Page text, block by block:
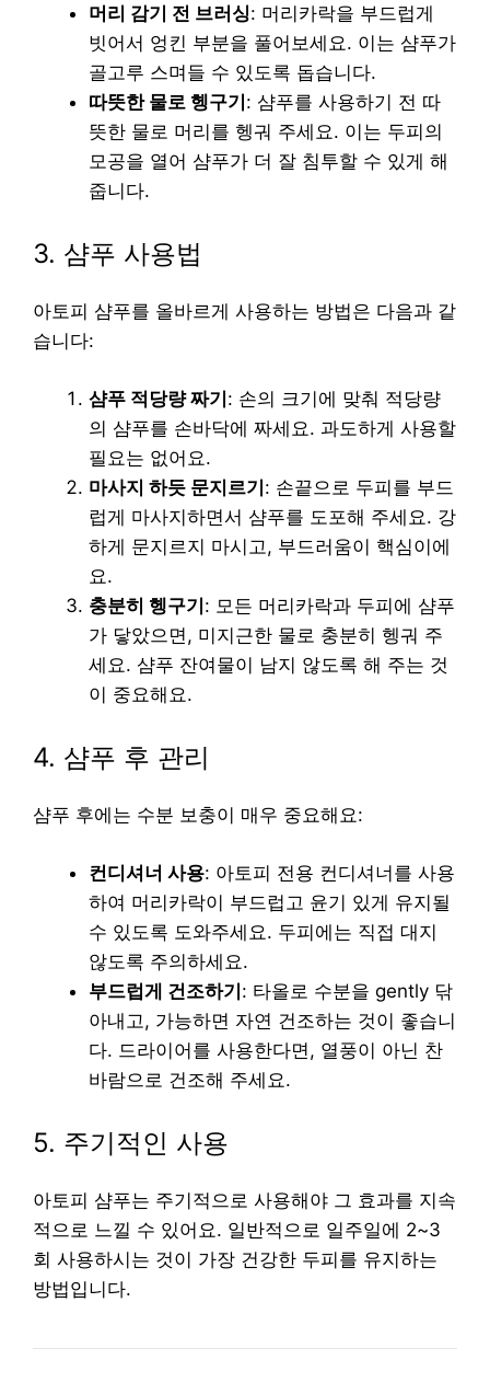
머리 감기 전 브러싱: 머리카락을 부드럽게
빗어서 엉킨 부분을 풀어보세요. 이는 샴푸가
골고루 스며들 수 있도록 돕습니다.
따뜻한 물로 헹구기: 샴푸를 사용하기 전 따
뜻한 물로 머리를 헹궈 주세요. 이는 두피의
모공을 열어 샴푸가 더 잘 침투할 수 있게 해
줍니다.
3. 샴푸 사용법
아토피 샴푸를 올바르게 사용하는 방법은 다음과 같
습니다:
샴푸 적당량 짜기: 손의 크기에 맞춰 적당량
의 샴푸를 손바닥에 짜세요. 과도하게 사용할
필요는 없어요.
마사지 하듯 문지르기: 손끝으로 두피를 부드
럽게 마사지하면서 샴푸를 도포해 주세요. 강
하게 문지르지 마시고, 부드러움이 핵심이에
요.
충분히 헹구기: 모든 머리카락과 두피에 샴푸
가 닿았으면, 미지근한 물로 충분히 헹궈 주
세요. 샴푸 잔여물이 남지 않도록 해 주는 것
이 중요해요.
4. 샴푸 후 관리
샴푸 후에는 수분 보충이 매우 중요해요:
컨디셔너 사용: 아토피 전용 컨디셔너를 사용
하여 머리카락이 부드럽고 윤기 있게 유지될
수 있도록 도와주세요. 두피에는 직접 대지
않도록 주의하세요.
부드럽게 건조하기: 타올로 수분을 gently 닦
아내고, 가능하면 자연 건조하는 것이 좋습니
다. 드라이어를 사용한다면, 열풍이 아닌 찬
바람으로 건조해 주세요.
5. 주기적인 사용
아토피 샴푸는 주기적으로 사용해야 그 효과를 지속
적으로 느낄 수 있어요. 일반적으로 일주일에 2~3
회 사용하시는 것이 가장 건강한 두피를 유지하는
방법입니다.